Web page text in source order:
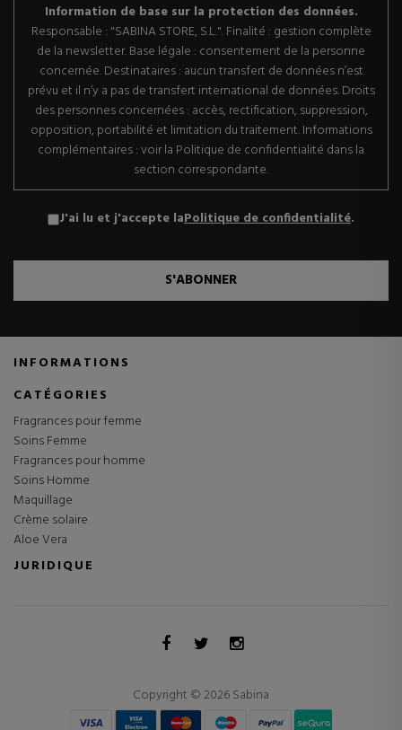
Information de base sur la protection des données.
Responsable : "SABINA STORE, S.L.". Finalité : gestion complète
de la newsletter. Base légale : consentement de la personne
concernée. Destinataires : aucun transfert de données n’est
prévu et il n’y a pas de transfert international de données. Droits
des personnes concernées : accès, rectification, suppression,
opposition, portabilité et limitation du traitement. Informations
complémentaires : voir la Politique de confidentialité dans la
section correspondante.
J'ai lu et j'accepte laPolitique de confidentialité.
S'ABONNER
INFORMATIONS
CATÉGORIES
Fragrances pour femme
Soins Femme
Fragrances pour homme
Soins Homme
Maquillage
Crème solaire
Aloe Vera
JURIDIQUE
Copyright © 2026 Sabina